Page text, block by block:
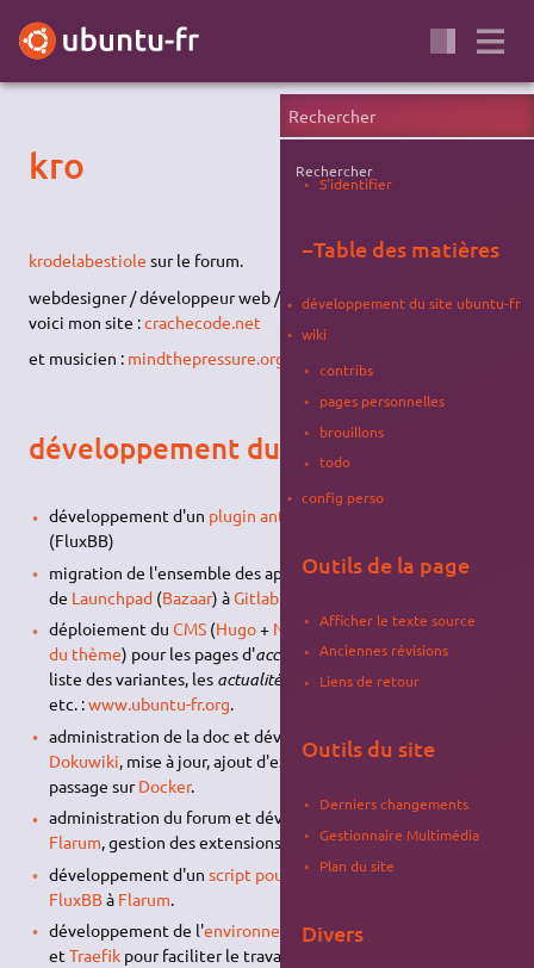
kro
krodelabestiole sur le forum.
webdesigner / développeur web / administrateur système,
voici mon site :crachecode.net
et musicien : mindthepressure.org
développement du site ubuntu-fr
développement d'un plugin anti-spam
(FluxBB)
migration de l'ensemble des applications et outilsubuntu-fr
de Launchpad(Bazaar) àGitlab.
déploiement du CMS(Hugo+ NetlifyCMS+ développement
du thème) pour les pages d'accueil, detéléchargement
liste des variantes, les actualités mentions légales,
etc. :www.ubuntu-fr.org.
administration de la doc et développement du
Dokuwiki, mise à jour, ajout d'extensionsresponsives
passage surDocker.
administration du forum et développement duthème
Flarum, gestion des extensions.
développement d'un script pour la migration du forum
FluxBBà Flarum.
développement de l'environnement de dev
et Traefikpour faciliter le travail de n'importe quel
Rechercher
S'identifier
−Table des matières
développement du site ubuntu-fr
wiki
contribs
pages personnelles
brouillons
todo
config perso
Outils de la page
Afficher le texte source
Anciennes révisions
Liens de retour
Outils du site
Derniers changements
Gestionnaire Multimédia
Plan du site
Divers